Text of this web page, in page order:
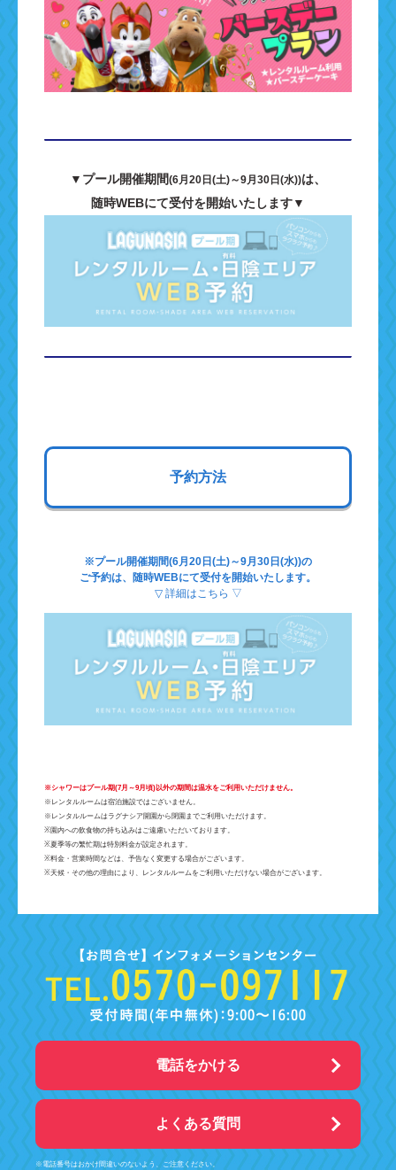
▼プール開催期間(6月20日(土)～9月30日(水))は、
随時WEBにて受付を開始いたします▼
予約方法
※プール開催期間(6月20日(土)～9月30日(水))の
ご予約は、随時WEBにて受付を開始いたします。
▽ 詳細はこちら ▽
※シャワーはプール期(7月～9月頃)以外の期間は温水をご利用いただけません。
※レンタルルームは宿泊施設ではございません。
※レンタルルームはラグナシア開園から閉園までご利用いただけます。
※園内への飲食物の持ち込みはご遠慮いただいております。
※夏季等の繁忙期は特別料金が設定されます。
※料金・営業時間などは、予告なく変更する場合がございます。
※天候・その他の理由により、レンタルルームをご利用いただけない場合がございます。
電話をかける
よくある質問
※電話番号はおかけ間違いのないよう、ご注意ください。